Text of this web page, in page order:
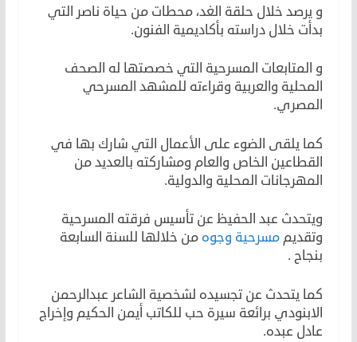
و يرصد خلال حلقة الغد، محطات من حياة ناصر التي
بدأت خلال دراسته بأكاديمية الفنون.
و المتابعات المسرحية التي خصصتها له الصحف
المحلية والعربية وقراءته للمشهد المسرحي
المصري.
كما يلقى الضوء على الأعمال التي شارك بها في
القطاعين الخاص والعام ومشاركته بالعديد من
المهرجانات المحلية والدولية.
ويتحدث عبد الحفيظ عن تأسيس فرقته المسرحية
وتقديممسرحية وجوه من خلالها للسنة السابعة
بنجاح .
كما يتحدث عن تجسيده لشخصية الشاعر عبدالرحمن
الابنودي برائعة سيرة حب للكاتب أيمن الحكيم وإخراج
عادل عبده.